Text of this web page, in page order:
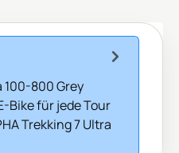
100-800 Grey
Bike für jede Tour
Trekking 7 Ultra